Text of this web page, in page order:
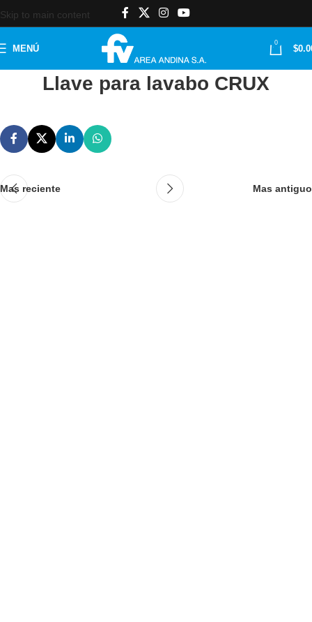
Skip to main content
MENÚ
0
$
Llave para lavabo CRUX
Mas reciente Mas antiguo